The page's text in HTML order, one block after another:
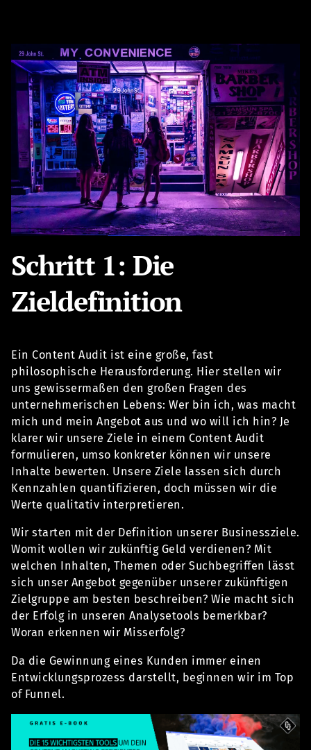
Schritt 1: Die
Zieldefinition
Ein Content Audit ist eine große, fast
philosophische Herausforderung. Hier stellen wir
uns gewissermaßen den großen Fragen des
unternehmerischen Lebens: Wer bin ich, was macht
mich und mein Angebot aus und wo will ich hin? Je
klarer wir unsere Ziele in einem Content Audit
formulieren, umso konkreter können wir unsere
Inhalte bewerten. Unsere Ziele lassen sich durch
Kennzahlen quantifizieren, doch müssen wir die
Werte qualitativ interpretieren.
Wir starten mit der Definition unserer Businessziele.
Womit wollen wir zukünftig Geld verdienen? Mit
welchen Inhalten, Themen oder Suchbegriffen lässt
sich unser Angebot gegenüber unserer zukünftigen
Zielgruppe am besten beschreiben? Wie macht sich
der Erfolg in unseren Analysetools bemerkbar?
Woran erkennen wir Misserfolg?
Da die Gewinnung eines Kunden immer einen
Entwicklungsprozess darstellt, beginnen wir im Top
of Funnel.